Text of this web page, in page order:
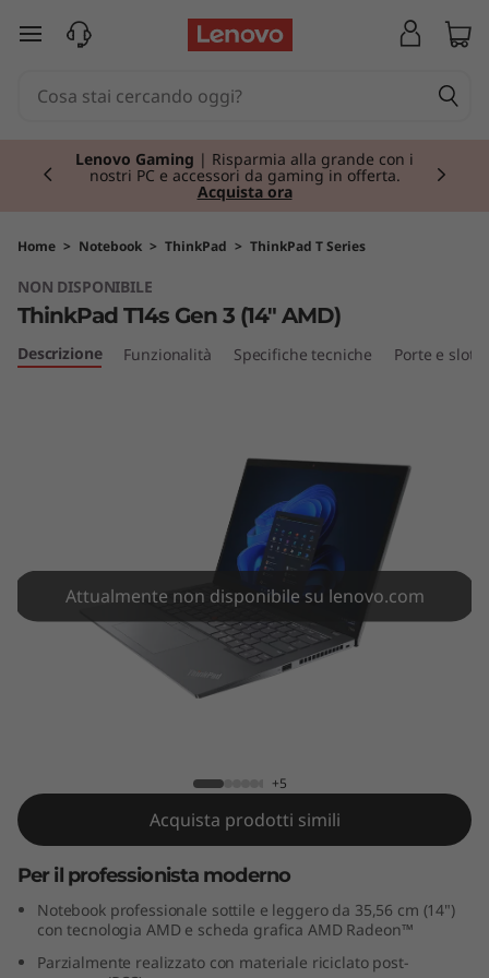
T
P
a
d
G
1
4
A
passa a contenuto principale
Lenovo Gaming | Risparmia alla grande con i
nostri PC e accessori da gaming in offerta.
Acquista ora
Currently displaying item 2 of 3
Home > Notebook > ThinkPad > ThinkPad T Series
NON DISPONIBILE
ThinkPad T14s Gen 3 (14" AMD)
Descrizione Funzionalità Specifiche tecniche Porte e slot
Attualmente non disponibile su lenovo.com
+5
Acquista prodotti simili
Per il professionista moderno
Notebook professionale sottile e leggero da 35,56 cm (14")
con tecnologia AMD e scheda grafica AMD Radeon™
Parzialmente realizzato con materiale riciclato post-